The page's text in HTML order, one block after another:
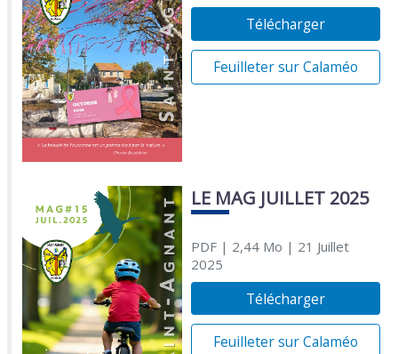
Télécharger
Feuilleter sur Calaméo
LE MAG JUILLET 2025
PDF| 2,44 Mo | 21 Juillet
2025
Télécharger
Feuilleter sur Calaméo